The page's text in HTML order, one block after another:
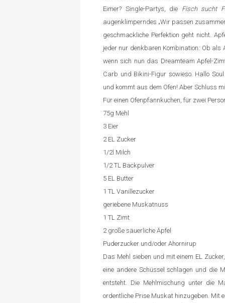
Eimer? Single-Partys, die Fisch sucht
augenklimperndes „Wir passen
geschmackliche Perfektion geht nicht.
jeder nur denkbaren Kombination: Ob als
wenn sich nun das Dreamteam Apfel-
Carb und Bikini-Figur sowieso. Hallo
und kommt aus dem Ofen! Aber Schluss
Für einen Ofenpfannkuchen, für zwei
75g Mehl
3 Eier
2 EL Zucker
1/2l Milch
1/2 TL Backpulver
5 EL Butter
1 TL Vanillezucker
geriebene Muskatnuss
1 TL Zimt
2 große säuerliche Äpfel
Puderzucker und/oder Ahornirup
Das Mehl sieben und mit einem EL
eine andere Schüssel schlagen und die
entsteht. Die Mehlmischung unter die
ordentliche Prise Muskat hinzugeben. Mit